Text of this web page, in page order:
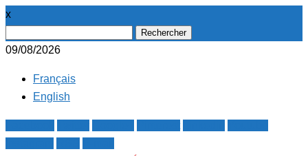
x
09/08/2026
Français
English